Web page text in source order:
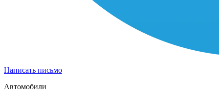
Написать письмо
Автомобили